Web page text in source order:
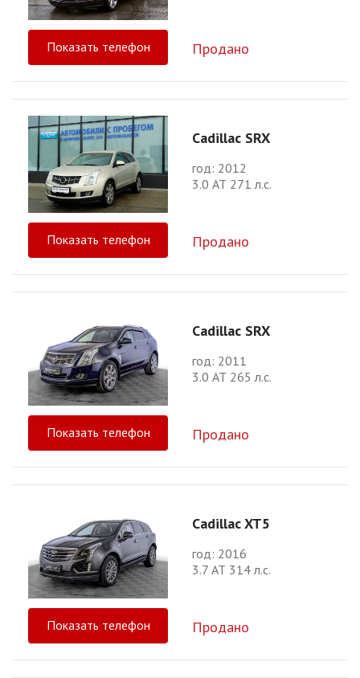
Показать телефон Продано
Cadillac SRX
год: 2012
3.0 АТ 271 л.с.
Показать телефон Продано
Cadillac SRX
год: 2011
3.0 АТ 265 л.с.
Показать телефон Продано
Cadillac XT5
год: 2016
3.7 АТ 314 л.с.
Показать телефон Продано